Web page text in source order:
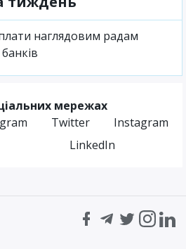
наглядовим радам
мережах
Twitter
Instagram
LinkedIn